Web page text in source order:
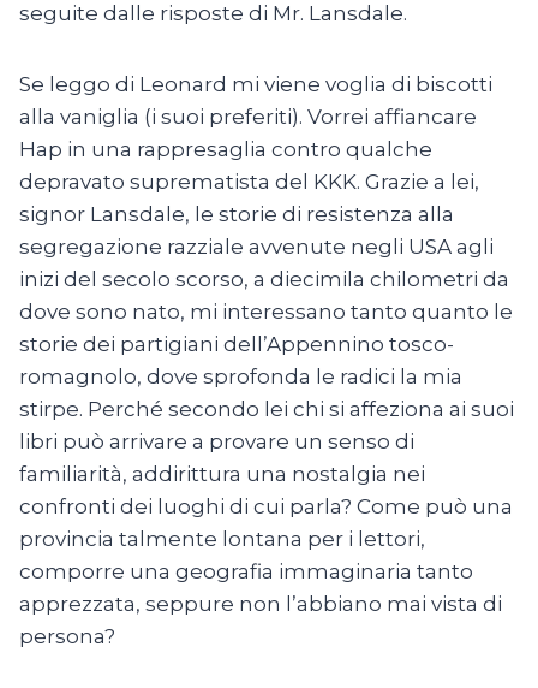
seguite dalle risposte di Mr. Lansdale.
Se leggo di Leonard mi viene voglia di biscotti
alla vaniglia (i suoi preferiti). Vorrei affiancare
Hap in una rappresaglia contro qualche
depravato suprematista del KKK. Grazie a lei,
signor Lansdale, le storie di resistenza alla
segregazione razziale avvenute negli USA agli
inizi del secolo scorso, a diecimila chilometri da
dove sono nato, mi interessano tanto quanto le
storie dei partigiani dell’Appennino tosco-
romagnolo, dove sprofonda le radici la mia
stirpe. Perché secondo lei chi si affeziona ai suoi
libri può arrivare a provare un senso di
familiarità, addirittura una nostalgia nei
confronti dei luoghi di cui parla? Come può una
provincia talmente lontana per i lettori,
comporre una geografia immaginaria tanto
apprezzata, seppure non l’abbiano mai vista di
persona?